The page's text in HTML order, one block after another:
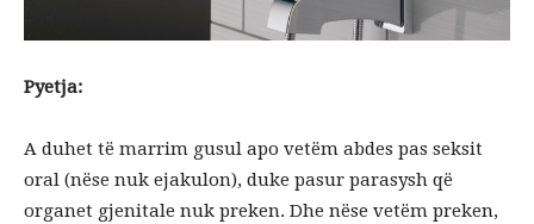
Pyetja:
A duhet të marrim gusul apo vetëm abdes pas seksit
oral (nëse nuk ejakulon), duke pasur parasysh që
organet gjenitale nuk preken. Dhe nëse vetëm preken,